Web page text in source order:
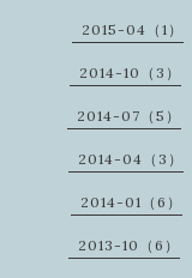
2015-04（1）
2014-10（3）
2014-07（5）
2014-04（3）
2014-01（6）
2013-10（6）